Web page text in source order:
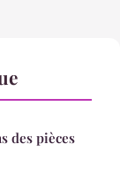
des pièces